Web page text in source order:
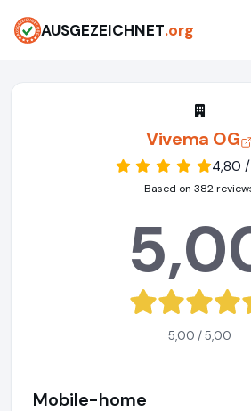
AUSGEZEICHNET.org
Vivema OG
4,80
Based on 382
5,00 / 5,00
Mobile-home